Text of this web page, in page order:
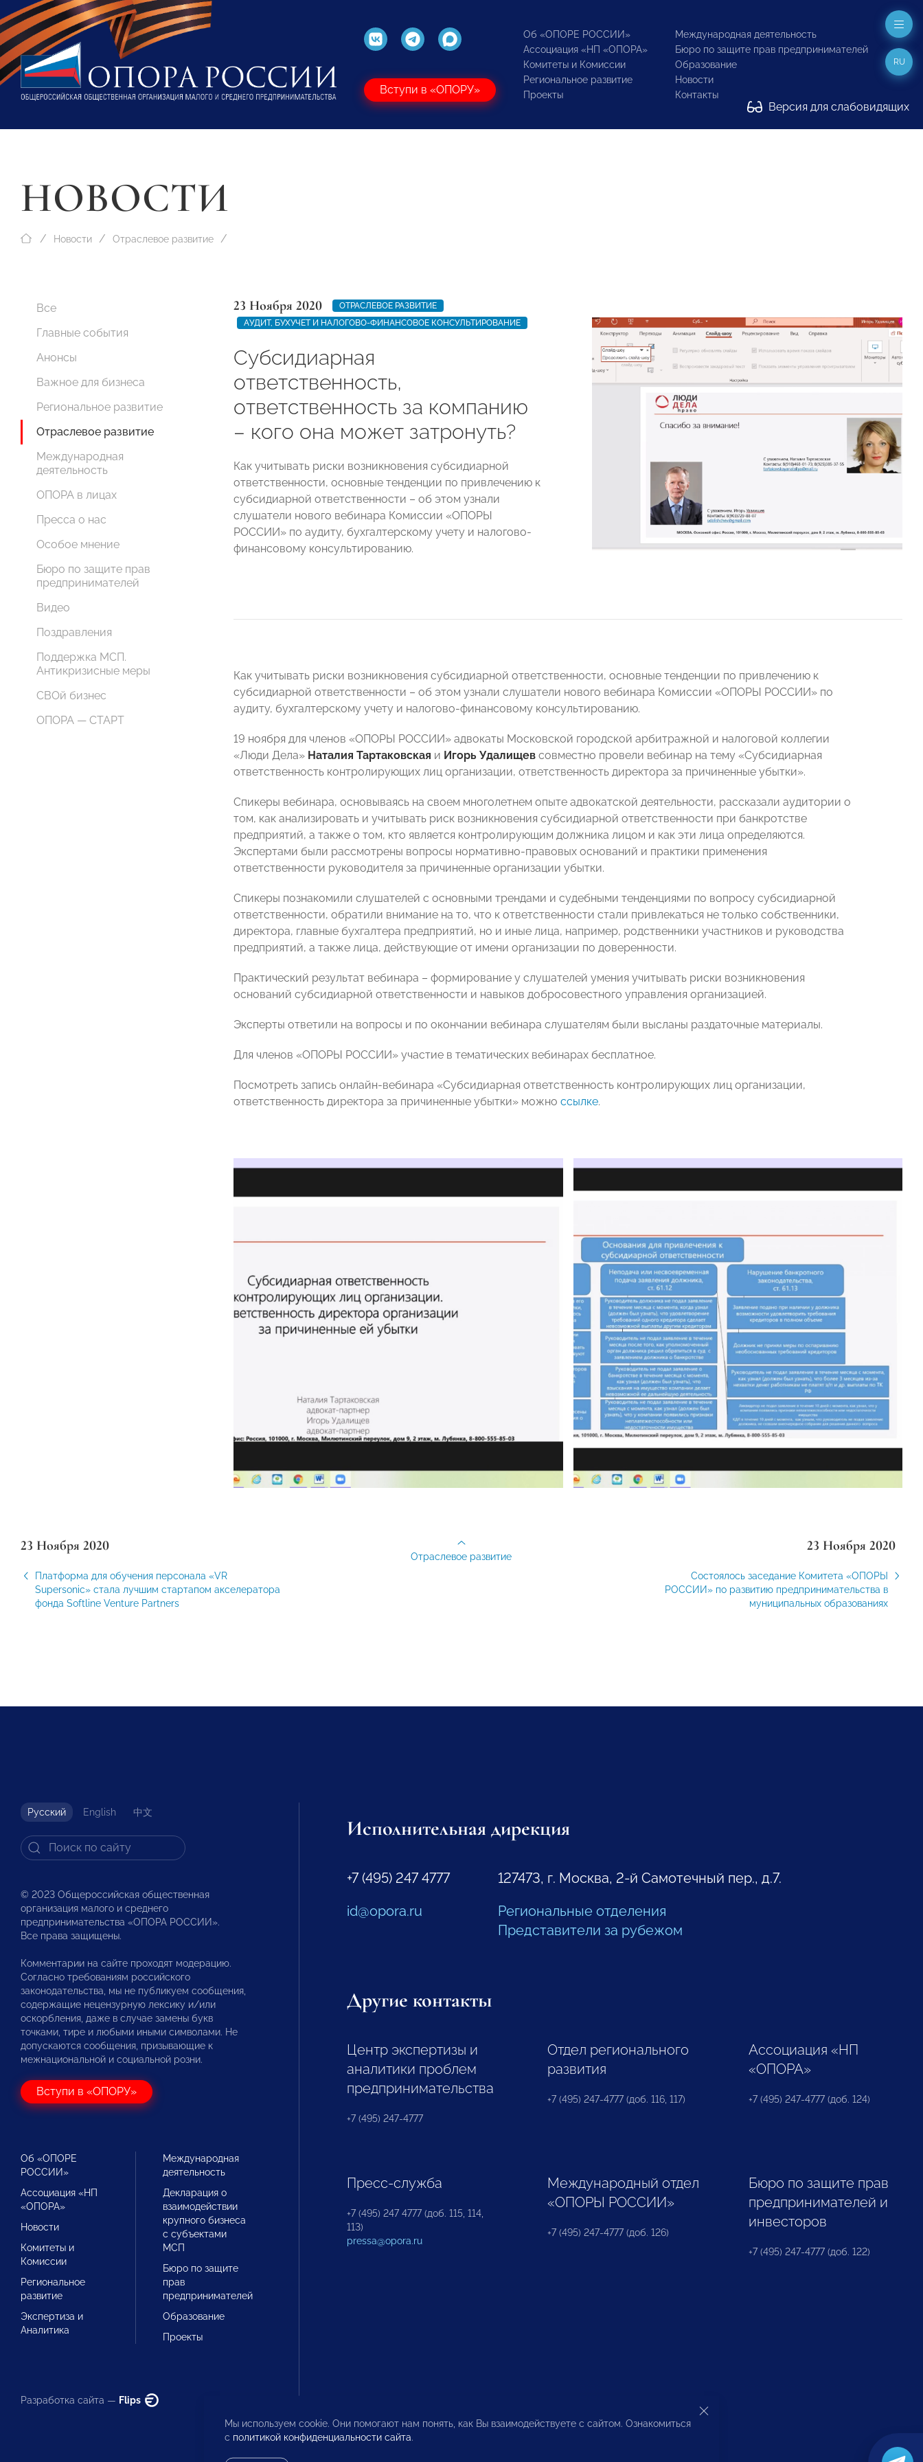
Вступи в «ОПОРУ»
Об «ОПОРЕ РОССИИ»
Ассоциация «НП «ОПОРА»
Комитеты и Комиссии
Региональное развитие
Проекты
Международная деятельность
Бюро по защите прав предпринимателей
Образование
Новости
Контакты
Версия для слабовидящих
RU
НОВОСТИ
Новости Отраслевое развитие
Все
Главные события
Анонсы
Важное для бизнеса
Региональное развитие
Отраслевое развитие
Международная
деятельность
ОПОРА в лицах
Пресса о нас
Особое мнение
Бюро по защите прав
предпринимателей
Видео
Поздравления
Поддержка МСП.
Антикризисные меры
СВОй бизнес
ОПОРА — СТАРТ
23 Ноября 2020
ОТРАСЛЕВОЕ РАЗВИТИЕ
АУДИТ, БУХУЧЕТ И НАЛОГОВО-ФИНАНСОВОЕ КОНСУЛЬТИРОВАНИЕ
Субсидиарная
ответственность,
ответственность за компанию
– кого она может затронуть?
Как учитывать риски возникновения субсидиарной
ответственности, основные тенденции по привлечению к
субсидиарной ответственности – об этом узнали
слушатели нового вебинара Комиссии «ОПОРЫ
РОССИИ» по аудиту, бухгалтерскому учету и налогово-
финансовому консультированию.
Как учитывать риски возникновения субсидиарной ответственности, основные тенденции по привлечению к
субсидиарной ответственности – об этом узнали слушатели нового вебинара Комиссии «ОПОРЫ РОССИИ» по
аудиту, бухгалтерскому учету и налогово-финансовому консультированию.
19 ноября для членов «ОПОРЫ РОССИИ» адвокаты Московской городской арбитражной и налоговой коллегии
«Люди Дела» Наталия Тартаковская и Игорь Удалищев совместно провели вебинар на тему «Субсидиарная
ответственность контролирующих лиц организации, ответственность директора за причиненные убытки».
Спикеры вебинара, основываясь на своем многолетнем опыте адвокатской деятельности, рассказали аудитории о
том, как анализировать и учитывать риск возникновения субсидиарной ответственности при банкротстве
предприятий, а также о том, кто является контролирующим должника лицом и как эти лица определяются.
Экспертами были рассмотрены вопросы нормативно-правовых оснований и практики применения
ответственности руководителя за причиненные организации убытки.
Спикеры познакомили слушателей с основными трендами и судебными тенденциями по вопросу субсидиарной
ответственности, обратили внимание на то, что к ответственности стали привлекаться не только собственники,
директора, главные бухгалтера предприятий, но и иные лица, например, родственники участников и руководства
предприятий, а также лица, действующие от имени организации по доверенности.
Практический результат вебинара – формирование у слушателей умения учитывать риски возникновения
оснований субсидиарной ответственности и навыков добросовестного управления организацией.
Эксперты ответили на вопросы и по окончании вебинара слушателям были высланы раздаточные материалы.
Для членов «ОПОРЫ РОССИИ» участие в тематических вебинарах бесплатное.
Посмотреть запись онлайн-вебинара «Субсидиарная ответственность контролирующих лиц организации,
ответственность директора за причиненные убытки» можно ссылке.
23 Ноября 2020
Платформа для обучения персонала «VR
Supersonic» стала лучшим стартапом акселератора
фонда Softline Venture Partners
23 Ноября 2020
Состоялось заседание Комитета «ОПОРЫ
РОССИИ» по развитию предпринимательства в
муниципальных образованиях
Отраслевое развитие
Русский English 中文
© 2023 Общероссийская общественная
организация малого и среднего
предпринимательства «ОПОРА РОССИИ».
Все права защищены.
Комментарии на сайте проходят модерацию.
Согласно требованиям российского
законодательства, мы не публикуем сообщения,
содержащие нецензурную лексику и/или
оскорбления, даже в случае замены букв
точками, тире и любыми иными символами. Не
допускаются сообщения, призывающие к
межнациональной и социальной розни.
Вступи в «ОПОРУ»
Об «ОПОРЕ
РОССИИ»
Ассоциация «НП
«ОПОРА»
Новости
Комитеты и
Комиссии
Региональное
развитие
Экспертиза и
Аналитика
Международная
деятельность
Декларация о
взаимодействии
крупного бизнеса
с субъектами
МСП
Бюро по защите
прав
предпринимателей
Образование
Проекты
Разработка сайта — Flips
Исполнительная дирекция
+7 (495) 247 4777
id@opora.ru
127473, г. Москва, 2-й Самотечный пер., д.7.
Региональные отделения
Представители за рубежом
Другие контакты
Центр экспертизы и
аналитики проблем
предпринимательства
+7 (495) 247-4777
Отдел регионального
развития
+7 (495) 247-4777 (доб. 116, 117)
Ассоциация «НП
«ОПОРА»
+7 (495) 247-4777 (доб. 124)
Пресс-служба
+7 (495) 247 4777 (доб. 115, 114,
113)
pressa@opora.ru
Международный отдел
«ОПОРЫ РОССИИ»
+7 (495) 247-4777 (доб. 126)
Бюро по защите прав
предпринимателей и
инвесторов
+7 (495) 247-4777 (доб. 122)
Мы используем cookie. Они помогают нам понять, как Вы взаимодействуете с сайтом. Ознакомиться
с политикой конфиденциальности сайта.